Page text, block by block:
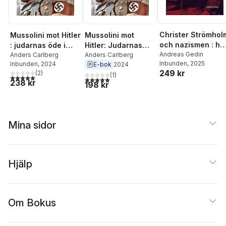
Johan Modin
Erik
Neuman,Per Nilsson
Christer Olburs,Alfred
Sandström,Charlotte
Stenberg
,
Svedäng,Mats
Ulmestrand,Johan
Wagnström,Daniel
Valentinsson
Mussolini mot Hitler
: judarnas öde i
fascismens Italien
Anders Carlberg
Inbunden, 2024
5,0utav 5 stjärnor. Totalt antal röster:
(2)
238 kr
Mussolini mot
Hitler: Judarnas
öde i fascismens
Italien
Anders Carlberg
E-bok 2024
5,0utav 5 stjärnor. Totalt antal röster:
(1)
198 kr
Christer
och nazismen :
en liten sanning
döljer en större
Andreas Gedin
Inbunden, 2025
249 kr
Mina sidor
Hjälp
Om Bokus